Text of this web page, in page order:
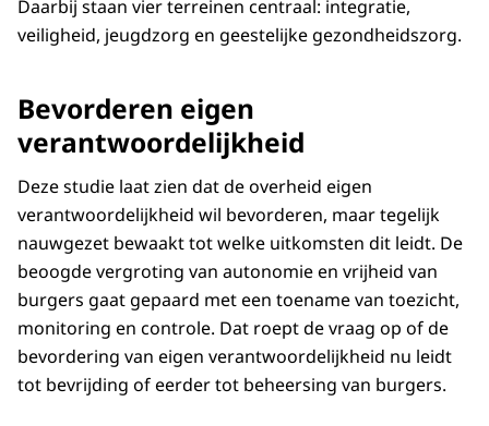
Daarbij staan vier terreinen centraal: integratie,
veiligheid, jeugdzorg en geestelijke gezondheidszorg.
Bevorderen eigen
verantwoordelijkheid
Deze studie laat zien dat de overheid eigen
verantwoordelijkheid wil bevorderen, maar tegelijk
nauwgezet bewaakt tot welke uitkomsten dit leidt. De
beoogde vergroting van autonomie en vrijheid van
burgers gaat gepaard met een toename van toezicht,
monitoring en controle. Dat roept de vraag op of de
bevordering van eigen verantwoordelijkheid nu leidt
tot bevrijding of eerder tot beheersing van burgers.